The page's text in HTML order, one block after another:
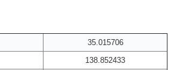
35.015706
138.852433